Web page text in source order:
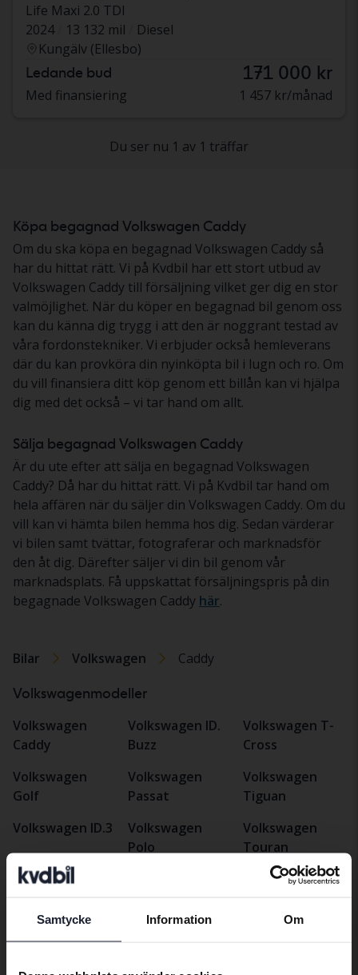
Samtycke Information Om
Life Maxi 2.0 TDI
2024
13 132 mil
Diesel
Kungälv (Ellesbo)
Ledande bud 171 000 kr
Med finansiering 1 457 kr/månad
Du ser nu 1 av 1 träffar
Köpa begagnad Volkswagen Caddy
Om du ska köpa en begagnad Volkswagen Caddy så
har du hittat rätt. Vi på Kvdbil har ett stort utbud av
Volkswagen Caddy till försäljning vilket ger dig en stor
valmöjlighet. När du köper en begagnad bil genom oss
kan du känna dig trygg i att den är noggrant testad av
våra fordonstekniker. Vi erbjuder också hemleverans
där du kan provköra din nyinköpta bil i lugn och ro. Om
du vill finansiera ditt köp genom ett billån kan vi hjälpa
dig med det också – vi tar hand om allt.
Sälja begagnad Volkswagen Caddy
Är du ute efter att sälja en begagnad Volkswagen
Caddy? Då har du hittat rätt. Vi på Kvdbil tar hand om
hela affären när du säljer din Volkswagen Caddy. Om du
vill kan vi hämta bilen hemma hos dig. Sedan värderar
vi bilen samt tvättar, fotograferar och marknadsför
den åt dig. Därefter säljer vi din bil genom vår
marknadsplats. Få uppskattat försäljningspris på din
begagnade Volkswagen Caddy här.
Bilar Volkswagen Caddy
Volkswagenmodeller
Volkswagen
Caddy
Volkswagen
Golf
Volkswagen ID.3
Volkswagen ID.4
Volkswagen ID.
Buzz
Volkswagen
Passat
Volkswagen
Polo
Volkswagen T-
Cross
Volkswagen
Tiguan
Volkswagen
Touran
Volkswagen T-
Preferred language
We have detected that your browser